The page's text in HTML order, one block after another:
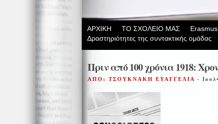
ΑΡΧΙΚΗ ΤΟ ΣΧΟΛΕΙΟ ΜΑΣ
Δραστηριότητες της συντακτικής ομάδας
Πριν από 100 χρόνια 1918:
ΑΠΟ: ΤΣΟΥΚΝΑΚΗ ΕΥΑΓΓΕΛΙΑ -